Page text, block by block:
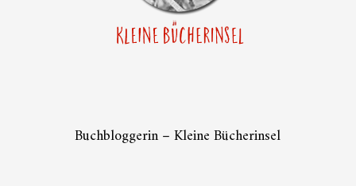
Buchbloggerin – Kleine Bücherinsel